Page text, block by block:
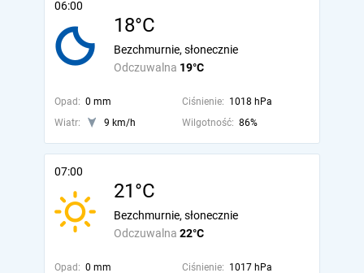
06:00
18°C
Odczuwalna 19°C
Bezchmurnie, słonecznie
Opad: 0 mm Ciśnienie: 1018 hPa
Wiatr:
9 km/h Wilgotność: 86%
07:00
21°C
Odczuwalna 22°C
Bezchmurnie, słonecznie
Opad: 0 mm Ciśnienie: 1017 hPa